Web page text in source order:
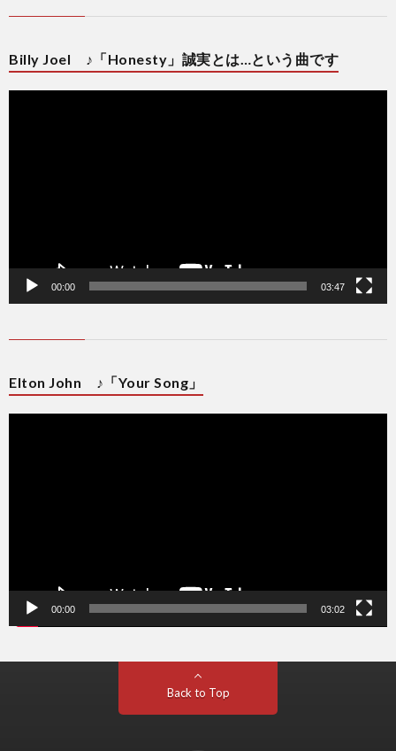
Billy Joel ♪「Honesty」誠実とは…という曲です
動
00:00 03:47
Elton John ♪「Your Song」
動
00:00 03:02
Back to Top